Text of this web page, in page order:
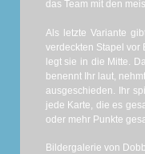
das Team mit den
Als letzte Variante
verdeckten Stapel vor
legt sie in die Mitte.
benennt Ihr laut,
ausgeschieden. Ihr
jede Karte, die es
oder mehr Punkte
Bildergalerie von